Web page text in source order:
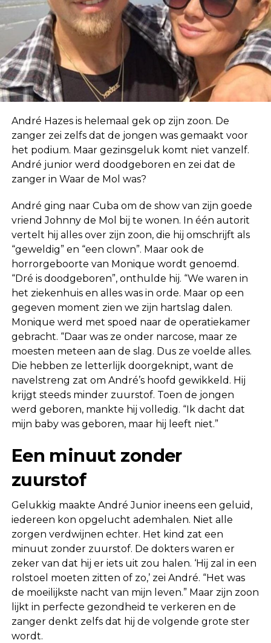
André Hazes is helemaal gek op zijn zoon. De
zanger zei zelfs dat de jongen was gemaakt voor
het podium. Maar gezinsgeluk komt niet vanzelf.
André junior werd doodgeboren en zei dat de
zanger in Waar de Mol was?
André ging naar Cuba om de show van zijn goede
vriend Johnny de Mol bij te wonen. In één autorit
vertelt hij alles over zijn zoon, die hij omschrijft als
“geweldig” en “een clown”. Maar ook de
horrorgeboorte van Monique wordt genoemd.
“Dré is doodgeboren”, onthulde hij. “We waren in
het ziekenhuis en alles was in orde. Maar op een
gegeven moment zien we zijn hartslag dalen.
Monique werd met spoed naar de operatiekamer
gebracht. “Daar was ze onder narcose, maar ze
moesten meteen aan de slag. Dus ze voelde alles.
Die hebben ze letterlijk doorgeknipt, want de
navelstreng zat om André’s hoofd gewikkeld. Hij
krijgt steeds minder zuurstof. Toen de jongen
werd geboren, mankte hij volledig. “Ik dacht dat
mijn baby was geboren, maar hij leeft niet.”
Een minuut zonder
zuurstof
Gelukkig maakte André Junior ineens een geluid,
iedereen kon opgelucht ademhalen. Niet alle
zorgen verdwijnen echter. Het kind zat een
minuut zonder zuurstof. De dokters waren er
zeker van dat hij er iets uit zou halen. ‘Hij zal in een
rolstoel moeten zitten of zo,’ zei André. “Het was
de moeilijkste nacht van mijn leven.” Maar zijn zoon
lijkt in perfecte gezondheid te verkeren en de
zanger denkt zelfs dat hij de volgende grote ster
wordt.